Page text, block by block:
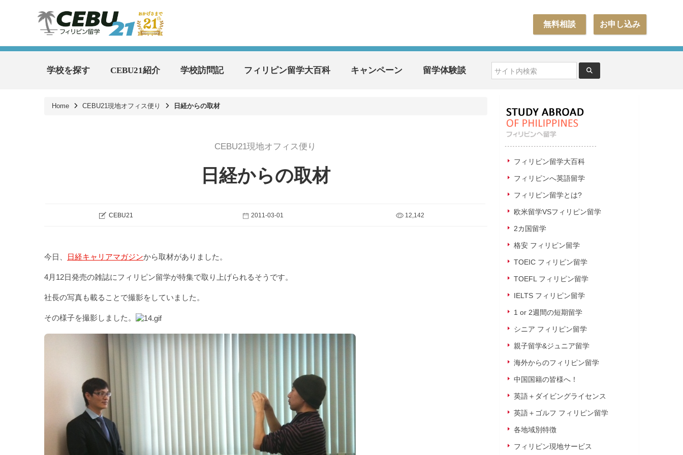
お申し込み
無料相談
学校を探す CEBU21紹介 学校訪問記 フィリピン留学大百科 キャンペーン 留学体験談
Home CEBU21現地オフィス便り 日経からの取材
CEBU21現地オフィス便り
日経からの取材
CEBU21 2011-03-01 12,142
今日、 日経キャリアマガジンから取材がありました。
4月12日発売の雑誌にフィリピン留学が特集で取り上げられるそうです。
社長の写真も載ることで撮影をしていました。
その様子を撮影しました。
フィリピン留学大百科
フィリピンへ英語留学
フィリピン留学とは?
欧米留学VSフィリピン留学
2カ国留学
格安 フィリピン留学
TOEIC フィリピン留学
TOEFL フィリピン留学
IELTS フィリピン留学
1 or 2週間の短期留学
シニア フィリピン留学
親子留学&ジュニア留学
海外からのフィリピン留学
中国国籍の皆様へ！
英語＋ダイビングライセンス
英語＋ゴルフ フィリピン留学
各地域別特徴
フィリピン現地サービス